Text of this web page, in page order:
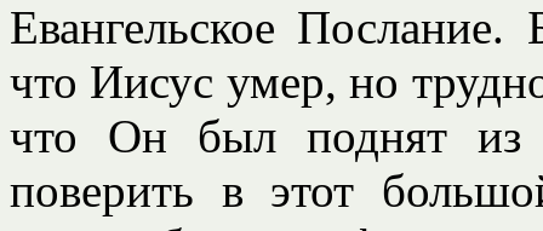
Евангельское Послание.
что Иисус умер, но
что Он был поднят
поверить в этот